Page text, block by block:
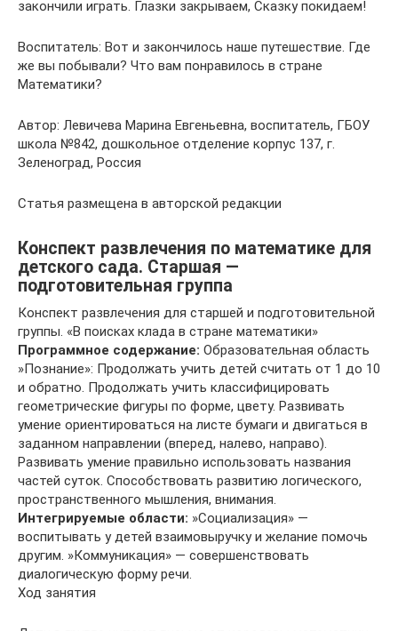
закончили играть. Глазки закрываем, Сказку покидаем!
Воспитатель: Вот и закончилось наше путешествие. Где
же вы побывали? Что вам понравилось в стране
Математики?
Автор: Левичева Марина Евгеньевна, воспитатель, ГБОУ
школа №842, дошкольное отделение корпус 137, г.
Зеленоград, Россия
Статья размещена в авторской редакции
Конспект развлечения по математике для
детского сада. Старшая —
подготовительная группа
Конспект развлечения для старшей и подготовительной
группы. «В поисках клада в стране математики»
Программное содержание: Образовательная область
»Познание»: Продолжать учить детей считать от 1 до 10
и обратно. Продолжать учить классифицировать
геометрические фигуры по форме, цвету. Развивать
умение ориентироваться на листе бумаги и двигаться в
заданном направлении (вперед, налево, направо).
Развивать умение правильно использовать названия
частей суток. Способствовать развитию логического,
пространственного мышления, внимания.
Интегрируемые области: »Социализация» —
воспитывать у детей взаимовыручку и желание помочь
другим. »Коммуникация» — совершенствовать
диалогическую форму речи.
Ход занятия